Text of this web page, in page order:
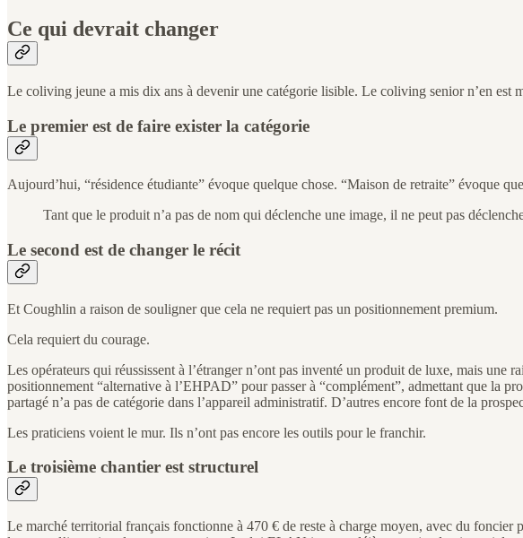
Ce qui devrait changer
Le coliving jeune a mis dix ans à devenir une catégorie lisible. Le coliving senior n’en est
Le premier est de faire exister la catégorie
Aujourd’hui, “résidence étudiante” évoque quelque chose. “Maison de retraite” évoque
Tant que le produit n’a pas de nom qui déclenche une image, il ne peut pas
Le second est de changer le récit
Et Coughlin a raison de souligner que cela ne requiert pas un positionnement premium.
Cela requiert du courage.
Les opérateurs qui réussissent à l’étranger n’ont pas inventé un produit de luxe, mais
positionnement “alternative à l’EHPAD” pour passer à “complément”, admettant que la
partagé n’a pas de catégorie dans l’appareil administratif. D’autres encore font de la
Les praticiens voient le mur. Ils n’ont pas encore les outils pour le franchir.
Le troisième chantier est structurel
Le marché territorial français fonctionne à 470 € de reste à charge moyen, avec du